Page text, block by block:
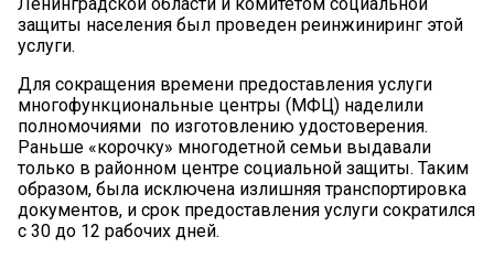
защиты населения был проведен реинжиниринг этой
услуги.
Для сокращения времени предоставления услуги
многофункциональные центры (МФЦ) наделили
полномочиями по изготовлению удостоверения.
Раньше «корочку» многодетной семьи выдавали
только в районном центре социальной защиты. Таким
образом, была исключена излишняя транспортировка
документов, и срок предоставления услуги сократился
с 30 до 12 рабочих дней.